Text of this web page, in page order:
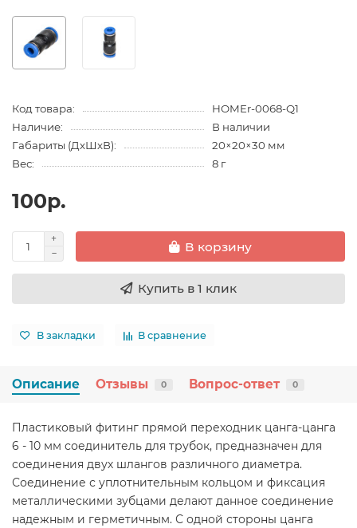
Код товара:
HOMEr-0068-Q1
Наличие:
В наличии
Габариты (ДхШхВ):
20×20×30 мм
Вес:
8 г
100р.
В корзину
Купить в 1 клик
В закладки В сравнение
Описание Отзывы 0 Вопрос-ответ 0
Пластиковый фитинг прямой переходник цанга-цанга
6 - 10 мм соединитель для трубок, предназначен для
соединения двух шлангов различного диаметра.
Соединение с уплотнительным кольцом и фиксация
металлическими зубцами делают данное соединение
надежным и герметичным. С одной стороны цанга